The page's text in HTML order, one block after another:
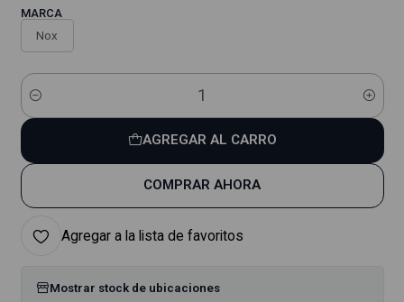
MARCA
Nox
Cantidad
AGREGAR AL CARRO
COMPRAR AHORA
Agregar a la lista de favoritos
Mostrar stock de ubicaciones